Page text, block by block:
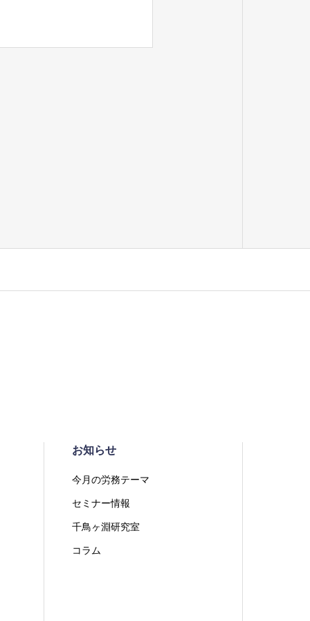
お知らせ
今月の労務テーマ
セミナー情報
千鳥ヶ淵研究室
コラム